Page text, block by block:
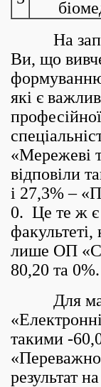
На
Ви, що
які є
«Мережеві
відповіли
і 27,3% –
0. Це те ж є
лише ОП
80,20 та 0%.
Для
такими -
результат